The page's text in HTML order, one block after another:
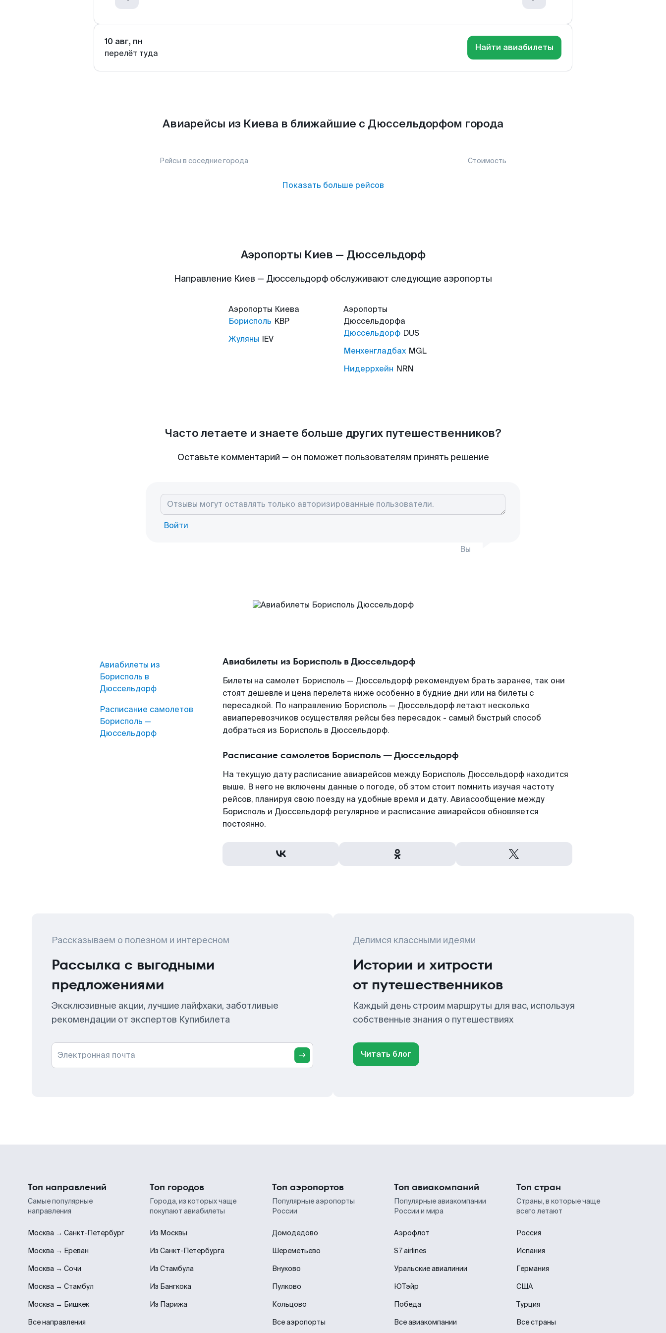
10 авг, пн
перелёт туда
Найти авиабилеты
Авиарейсы из Киева в ближайшие с Дюссельдорфом города
Рейсы в соседние города Стоимость
Показать больше рейсов
Аэропорты Киев — Дюссельдорф
Направление Киев — Дюссельдорф обслуживают следующие аэропорты
Аэропорты Киева
Борисполь KBP
Жуляны IEV
Аэропорты
Дюссельдорфа
Дюссельдорф DUS
Менхенгладбах MGL
Нидеррхейн NRN
Часто летаете и знаете больше других путешественников?
Оставьте комментарий — он поможет пользователям принять решение
Войти
Вы
Авиабилеты из
Борисполь в
Дюссельдорф
Расписание самолетов
Борисполь —
Дюссельдорф
Авиабилеты из Борисполь в Дюссельдорф
Билеты на самолет Борисполь — Дюссельдорф рекомендуем брать заранее, так они
стоят дешевле и цена перелета ниже особенно в будние дни или на билеты с
пересадкой. По направлению Борисполь — Дюссельдорф летают несколько
авиаперевозчиков осуществляя рейсы без пересадок - самый быстрый способ
добраться из Борисполь в Дюссельдорф.
Расписание самолетов Борисполь — Дюссельдорф
На текущую дату расписание авиарейсов между Борисполь Дюссельдорф находится
выше. В него не включены данные о погоде, об этом стоит помнить изучая частоту
рейсов, планируя свою поезду на удобные время и дату. Авиасообщение между
Борисполь и Дюссельдорф регулярное и расписание авиарейсов обновляется
постоянно.
Рассказываем о полезном и интересном
Рассылка с выгодными
предложениями
Эксклюзивные акции, лучшие лайфхаки, заботливые
рекомендации от экспертов Купибилета
Электронная почта
Делимся классными идеями
Истории и хитрости
от путешественников
Каждый день строим маршруты для вас, используя
собственные знания о путешествиях
Читать блог
Топ направлений
Самые популярные
направления
Москва → Санкт-Петербург
Москва → Ереван
Москва → Сочи
Москва → Стамбул
Москва → Бишкек
Все направления
Топ городов
Города, из которых чаще
покупают авиабилеты
Из Москвы
Из Санкт-Петербурга
Из Стамбула
Из Бангкока
Из Парижа
Топ аэропортов
Популярные аэропорты
России
Домодедово
Шереметьево
Внуково
Пулково
Кольцово
Все аэропорты
Топ авиакомпаний
Популярные авиакомпании
России и мира
Аэрофлот
S7 airlines
Уральские авиалинии
ЮТэйр
Победа
Все авиакомпании
Топ стран
Страны, в которые чаще
всего летают
Россия
Испания
Германия
США
Турция
Все страны